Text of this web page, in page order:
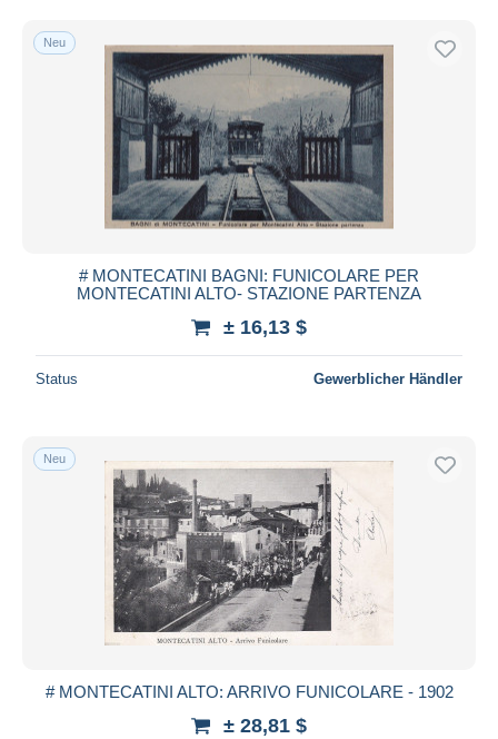
Neu
# MONTECATINI BAGNI: FUNICOLARE PER
MONTECATINI ALTO- STAZIONE PARTENZA
± 16,13 $
Status Gewerblicher Händler
Neu
# MONTECATINI ALTO: ARRIVO FUNICOLARE - 1902
± 28,81 $